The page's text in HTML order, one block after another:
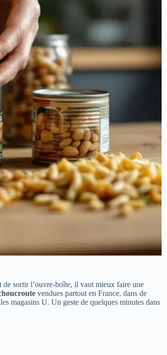
sortir l’ouvre-boîte, il vaut mieux faire une
vendues partout en France, dans de
magasins U. Un geste de quelques minutes dans